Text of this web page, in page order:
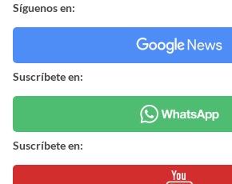
Síguenos en:
Suscríbete en:
Suscríbete en: